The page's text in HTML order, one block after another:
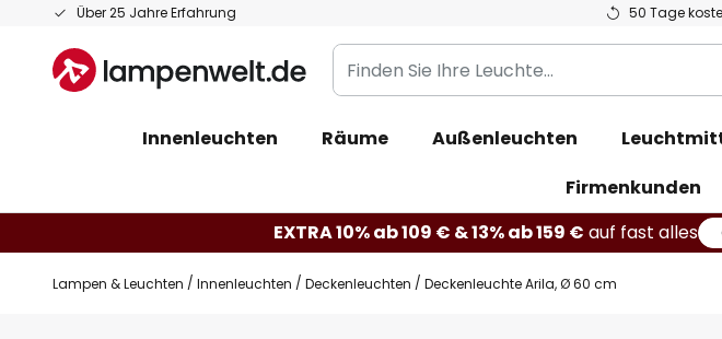
Über 25 Jahre Erfahrung 50 Tage
Zum
springen
Finden
Sie
Leuchte...
Innenleuchten Räume Außenleuchten
Firmenkunden
EXTRA 10% ab 109 € & 13% ab 159 € auf fast alles
Lampen & Leuchten Innenleuchten Deckenleuchten Deckenleuchte Arila, Ø 60 cm